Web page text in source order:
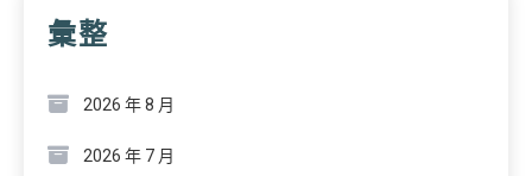
彙整
2026 年 8 月
2026 年 7 月